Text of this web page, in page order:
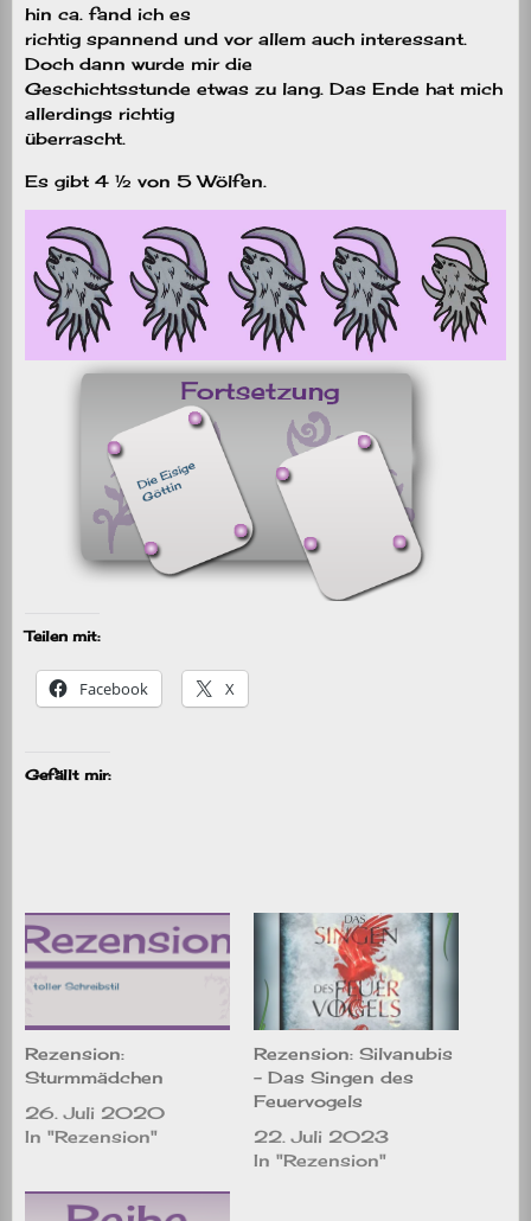
hin ca. fand ich es
richtig spannend und vor allem auch interessant.
Doch dann wurde mir die
Geschichtsstunde etwas zu lang. Das Ende hat mich
allerdings richtig
überrascht.
Es gibt 4 ½ von 5 Wölfen.
Teilen mit:
Facebook X
Gefällt mir:
Rezension:
Sturmmädchen
26. Juli 2020
In "Rezension"
Rezension: Silvanubis
– Das Singen des
Feuervogels
22. Juli 2023
In "Rezension"